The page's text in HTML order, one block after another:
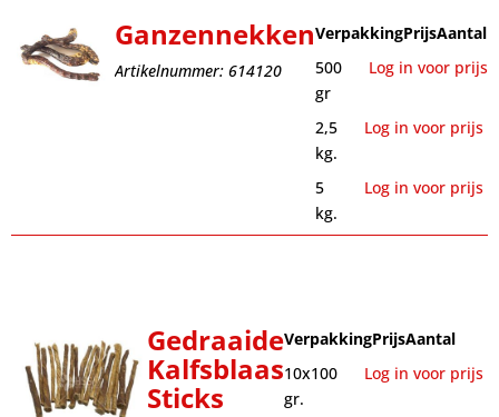
Ganzennekken
Artikelnummer: 614120
VerpakkingPrijsAantal
500
gr
Log in voor prijs
2,5
kg.
Log in voor prijs
5
kg.
Log in voor prijs
Gedraaide
Kalfsblaas
Sticks
VerpakkingPrijsAantal
10x100
gr.
Log in voor prijs